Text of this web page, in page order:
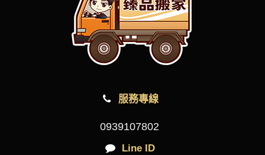
服務專線
0939107802
Line ID